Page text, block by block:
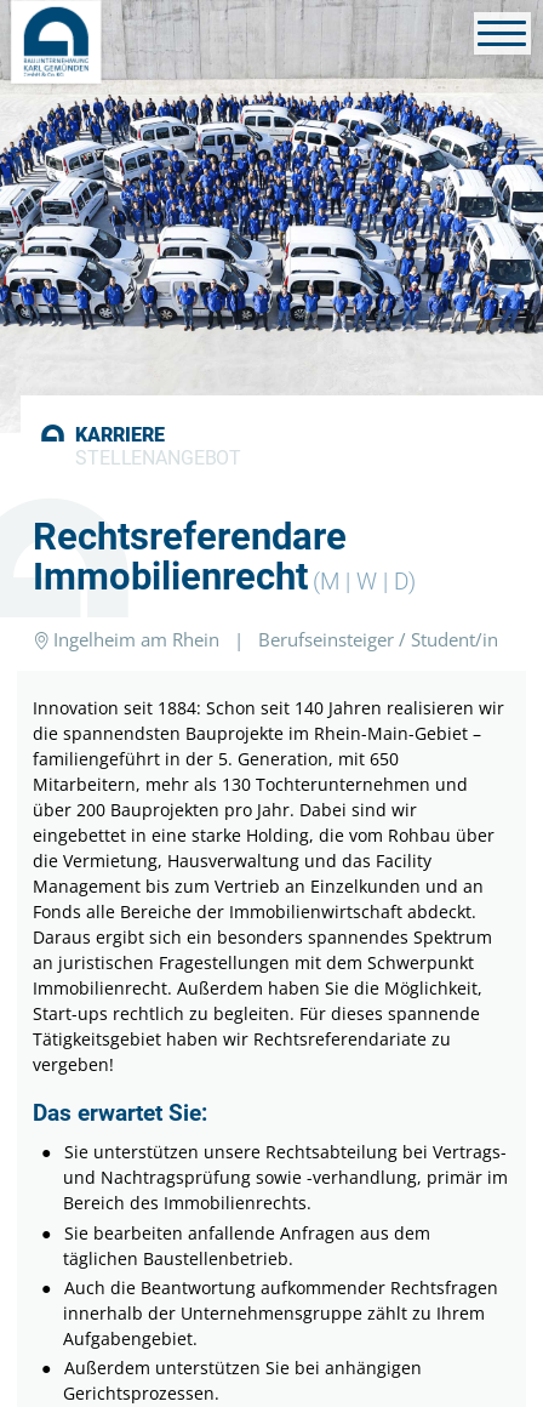
KARRIERE
STELLENANGEBOT
Rechtsreferendare
Immobilienrecht (M | W | D)
Ingelheim am Rhein | Berufseinsteiger / Student/in
Innovation seit 1884: Schon seit 140 Jahren realisieren wir
die spannendsten Bauprojekte im Rhein-Main-Gebiet –
familiengeführt in der 5. Generation, mit 650
Mitarbeitern, mehr als 130 Tochterunternehmen und
über 200 Bauprojekten pro Jahr. Dabei sind wir
eingebettet in eine starke Holding, die vom Rohbau über
die Vermietung, Hausverwaltung und das Facility
Management bis zum Vertrieb an Einzelkunden und an
Fonds alle Bereiche der Immobilienwirtschaft abdeckt.
Daraus ergibt sich ein besonders spannendes Spektrum
an juristischen Fragestellungen mit dem Schwerpunkt
Immobilienrecht. Außerdem haben Sie die Möglichkeit,
Start-ups rechtlich zu begleiten. Für dieses spannende
Tätigkeitsgebiet haben wir Rechtsreferendariate zu
vergeben!
Das erwartet Sie:
Sie unterstützen unsere Rechtsabteilung bei Vertrags-
und Nachtragsprüfung sowie -verhandlung, primär im
Bereich des Immobilienrechts.
Sie bearbeiten anfallende Anfragen aus dem
täglichen Baustellenbetrieb.
Auch die Beantwortung aufkommender Rechtsfragen
innerhalb der Unternehmensgruppe zählt zu Ihrem
Aufgabengebiet.
Außerdem unterstützen Sie bei anhängigen
Gerichtsprozessen.